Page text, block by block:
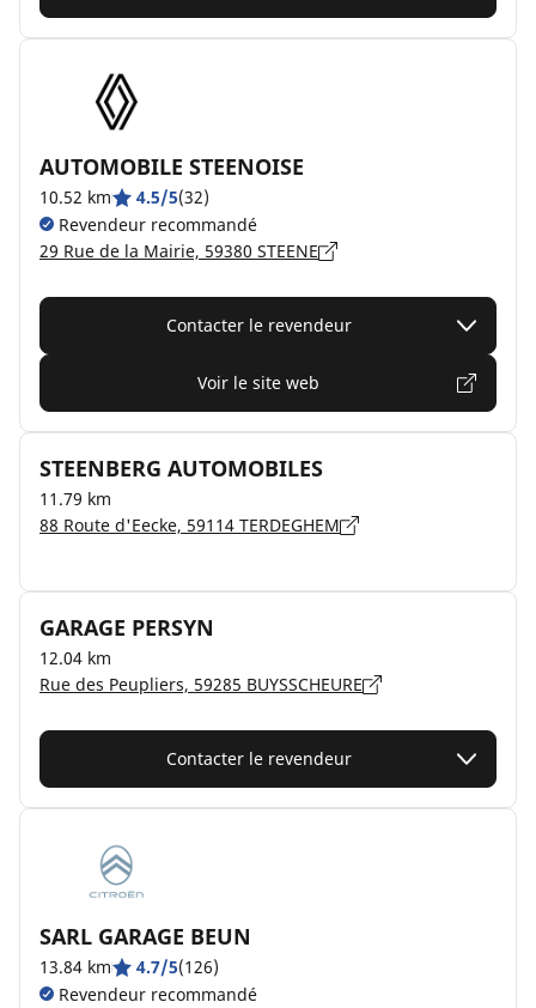
AUTOMOBILE STEENOISE
10.52 km 4.5/5(32)
Revendeur recommandé
29 Rue de la Mairie, 59380 STEENE
Contacter le revendeur
Voir le site web
STEENBERG AUTOMOBILES
11.79 km
88 Route d'Eecke, 59114 TERDEGHEM
GARAGE PERSYN
12.04 km
Rue des Peupliers, 59285 BUYSSCHEURE
Contacter le revendeur
SARL GARAGE BEUN
13.84 km 4.7/5(126)
Revendeur recommandé